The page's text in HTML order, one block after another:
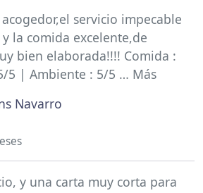
servicio impecable
la comida excelente,de
bien elaborada!!!! Comida :
5 | Ambiente : 5/5 … Más
Navarro
y una carta muy corta para